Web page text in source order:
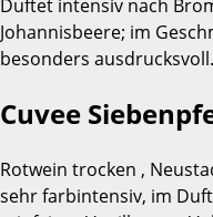
Duftet intensiv nach
Johannisbeere; im
besonders ausdrucksvoll.
Cuvee
Rotwein trocken ,
sehr farbintensiv, im